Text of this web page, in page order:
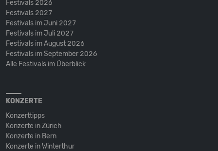
Festivals 2026
Festivals 2027
Festivals im Juni 2027
Festivals im Juli 2027
Festivals im August 2026
Festivals im September 2026
Alle Festivals im Überblick
KONZERTE
Konzerttipps
Konzerte in Zürich
Konzerte in Bern
Konzerte in Winterthur